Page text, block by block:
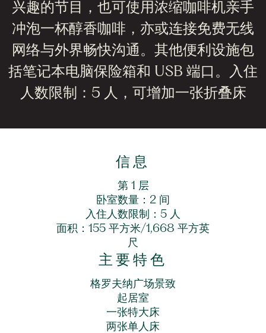
兴趣的节目，也可使用浓缩咖啡机亲手
冲泡一杯醇香咖啡，亦或连接免费无线
网络与外界畅快沟通。其他便利设施包
括笔记本电脑保险箱和 USB 端口。入住
人数限制：5 人，可增加一张折叠床
信息
第 1 层
卧室数量：2 间
入住人数限制：5 人
面积：155 平方米/1,668 平方英
尺
主要特色
格罗夫纳广场景致
起居室
一张特大床
两张单人床